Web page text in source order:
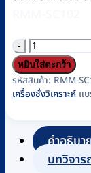
จำนวน
เครื่อง
ชั่ง
ค่า
สูง
TOMS
หยิบใส่ตะกร้า
รหัสสินค้า: RMM-
เครื่องชั่งวิเคราะห์ แ
คำอธิบา
บทวิจา